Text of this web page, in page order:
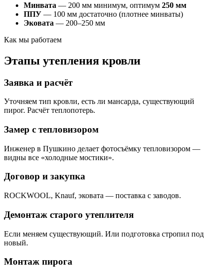
Минвата — 200 мм минимум, оптимум 250 мм
ППУ — 100 мм достаточно (плотнее минваты)
Эковата — 200–250 мм
Как мы работаем
Этапы утепления кровли
Заявка и расчёт
Уточняем тип кровли, есть ли мансарда, существующий
пирог. Расчёт теплопотерь.
Замер с тепловизором
Инженер в Пушкино делает фотосъёмку тепловизором —
видны все «холодные мостики».
Договор и закупка
ROCKWOOL, Knauf, эковата — поставка с заводов.
Демонтаж старого утеплителя
Если меняем существующий. Или подготовка стропил под
новый.
Монтаж пирога